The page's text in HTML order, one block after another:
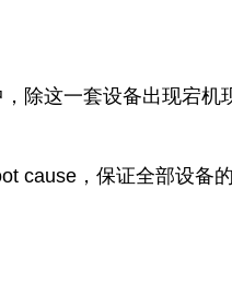
除这一套设备出现宕机
cause，保证全部设备